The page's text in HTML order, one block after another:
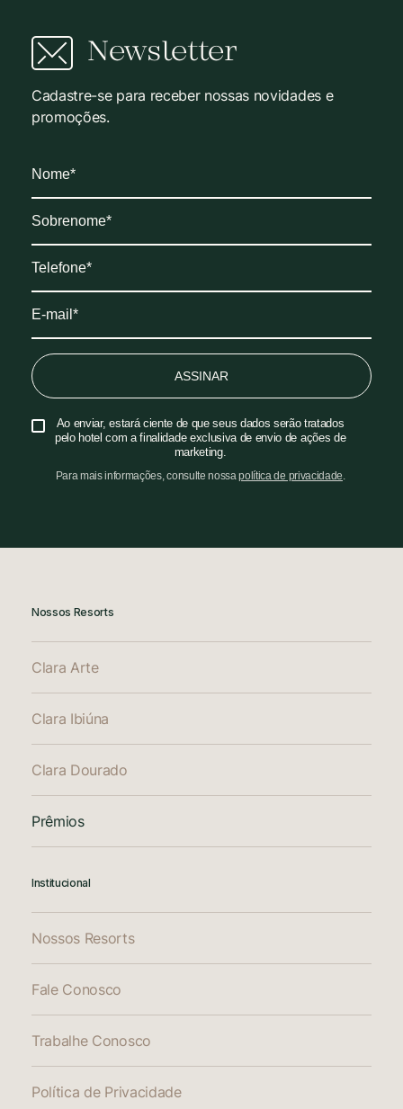
Newsletter
Cadastre-se para receber nossas novidades e
promoções.
ASSINAR
Ao enviar, estará ciente de que seus dados serão tratados
pelo hotel com a finalidade exclusiva de envio de ações de
marketing.
Para mais informações, consulte nossapolítica de privacidade.
Nossos Resorts
Clara Arte
Clara Ibiúna
Clara Dourado
Prêmios
Institucional
Nossos Resorts
Fale Conosco
Trabalhe Conosco
Política de Privacidade